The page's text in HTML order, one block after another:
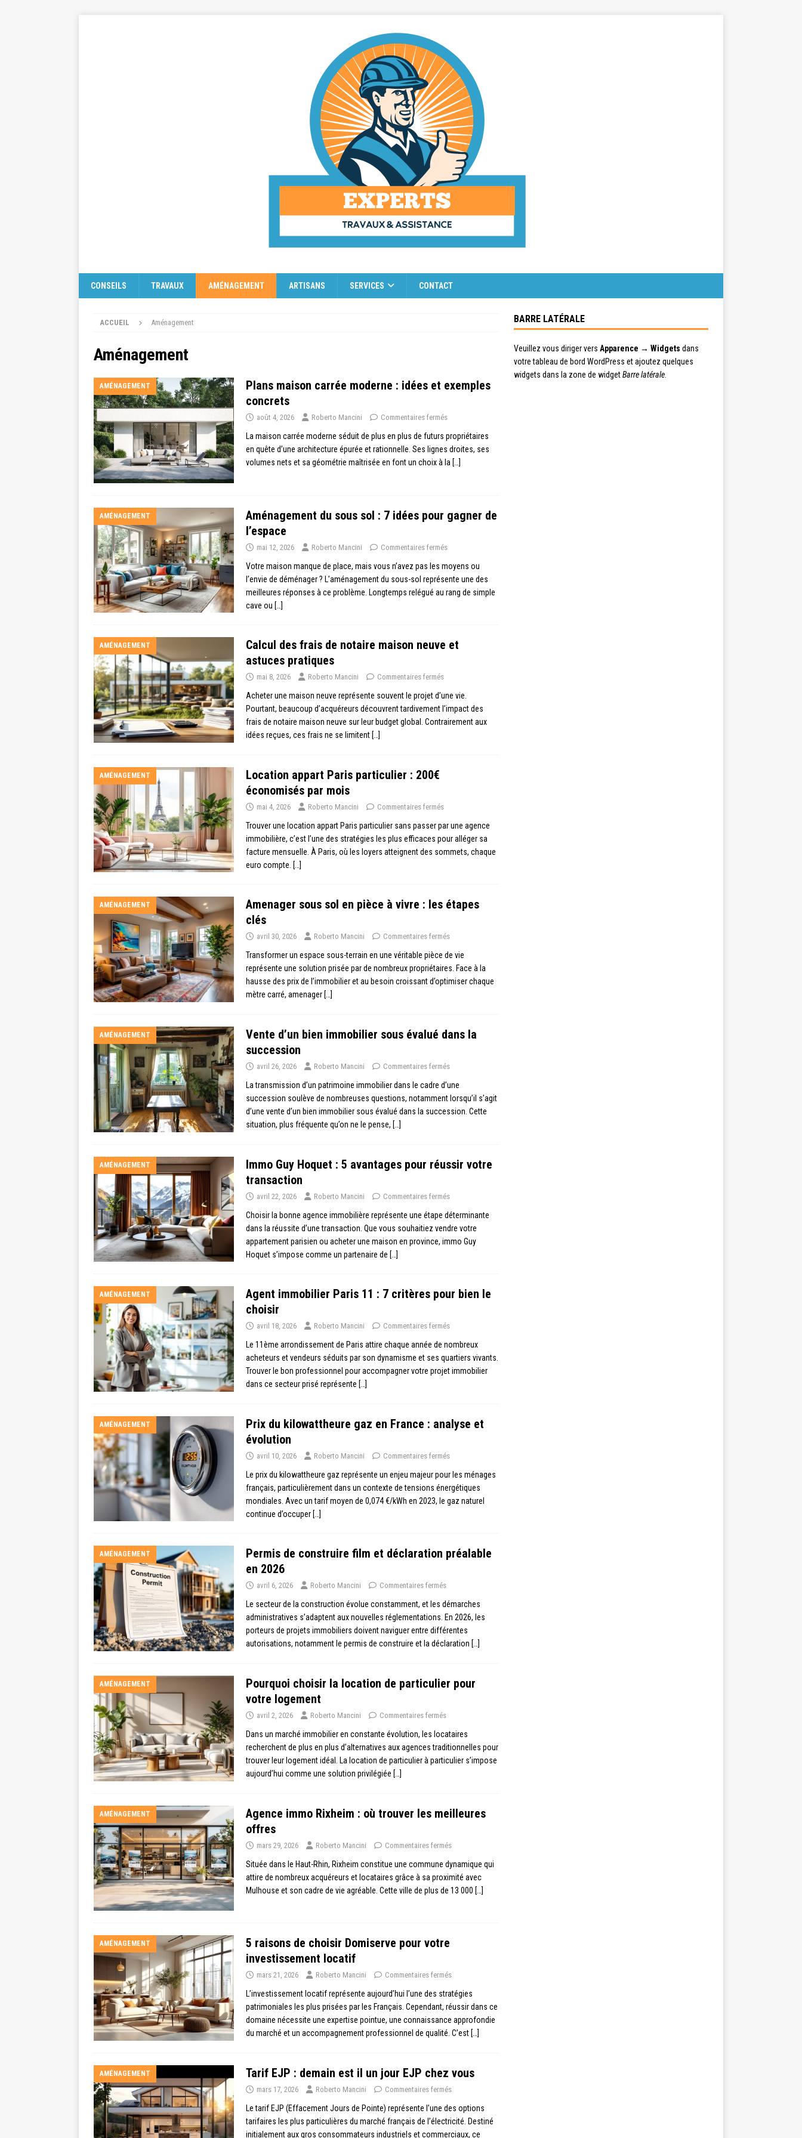
CONSEILS TRAVAUX AMÉNAGEMENT ARTISANS SERVICES CONTACT
ACCUEIL Aménagement
Aménagement
AMÉNAGEMENT
Plans maison carrée moderne : idées et exemples
concrets
août 4, 2026 Roberto Mancini Commentaires fermés
La maison carrée moderne séduit de plus en plus de futurs propriétaires
en quête d’une architecture épurée et rationnelle. Ses lignes droites, ses
volumes nets et sa géométrie maîtrisée en font un choix à la […]
AMÉNAGEMENT
Aménagement du sous sol : 7 idées pour gagner de
l’espace
mai 12, 2026 Roberto Mancini Commentaires fermés
Votre maison manque de place, mais vous n’avez pas les moyens ou
l’envie de déménager ? L’aménagement du sous-sol représente une des
meilleures réponses à ce problème. Longtemps relégué au rang de simple
cave ou […]
AMÉNAGEMENT
Calcul des frais de notaire maison neuve et
astuces pratiques
mai 8, 2026 Roberto Mancini Commentaires fermés
Acheter une maison neuve représente souvent le projet d’une vie.
Pourtant, beaucoup d’acquéreurs découvrent tardivement l’impact des
frais de notaire maison neuve sur leur budget global. Contrairement aux
idées reçues, ces frais ne se limitent […]
AMÉNAGEMENT
Location appart Paris particulier : 200€
économisés par mois
mai 4, 2026 Roberto Mancini Commentaires fermés
Trouver une location appart Paris particulier sans passer par une agence
immobilière, c’est l’une des stratégies les plus efficaces pour alléger sa
facture mensuelle. À Paris, où les loyers atteignent des sommets, chaque
euro compte. […]
AMÉNAGEMENT
Amenager sous sol en pièce à vivre : les étapes
clés
avril 30, 2026 Roberto Mancini Commentaires fermés
Transformer un espace sous-terrain en une véritable pièce de vie
représente une solution prisée par de nombreux propriétaires. Face à la
hausse des prix de l’immobilier et au besoin croissant d’optimiser chaque
mètre carré, amenager […]
AMÉNAGEMENT
Vente d’un bien immobilier sous évalué dans la
succession
avril 26, 2026 Roberto Mancini Commentaires fermés
La transmission d’un patrimoine immobilier dans le cadre d’une
succession soulève de nombreuses questions, notamment lorsqu’il s’agit
d’une vente d’un bien immobilier sous évalué dans la succession. Cette
situation, plus fréquente qu’on ne le pense, […]
AMÉNAGEMENT
Immo Guy Hoquet : 5 avantages pour réussir votre
transaction
avril 22, 2026 Roberto Mancini Commentaires fermés
Choisir la bonne agence immobilière représente une étape déterminante
dans la réussite d’une transaction. Que vous souhaitiez vendre votre
appartement parisien ou acheter une maison en province, immo Guy
Hoquet s’impose comme un partenaire de […]
AMÉNAGEMENT
Agent immobilier Paris 11 : 7 critères pour bien le
choisir
avril 18, 2026 Roberto Mancini Commentaires fermés
Le 11ème arrondissement de Paris attire chaque année de nombreux
acheteurs et vendeurs séduits par son dynamisme et ses quartiers vivants.
Trouver le bon professionnel pour accompagner votre projet immobilier
dans ce secteur prisé représente […]
AMÉNAGEMENT
Prix du kilowattheure gaz en France : analyse et
évolution
avril 10, 2026 Roberto Mancini Commentaires fermés
Le prix du kilowattheure gaz représente un enjeu majeur pour les ménages
français, particulièrement dans un contexte de tensions énergétiques
mondiales. Avec un tarif moyen de 0,074 €/kWh en 2023, le gaz naturel
continue d’occuper […]
AMÉNAGEMENT
Permis de construire film et déclaration préalable
en 2026
avril 6, 2026 Roberto Mancini Commentaires fermés
Le secteur de la construction évolue constamment, et les démarches
administratives s’adaptent aux nouvelles réglementations. En 2026, les
porteurs de projets immobiliers doivent naviguer entre différentes
autorisations, notamment le permis de construire et la déclaration […]
AMÉNAGEMENT
Pourquoi choisir la location de particulier pour
votre logement
avril 2, 2026 Roberto Mancini Commentaires fermés
Dans un marché immobilier en constante évolution, les locataires
recherchent de plus en plus d’alternatives aux agences traditionnelles pour
trouver leur logement idéal. La location de particulier à particulier s’impose
aujourd’hui comme une solution privilégiée […]
AMÉNAGEMENT
Agence immo Rixheim : où trouver les meilleures
offres
mars 29, 2026 Roberto Mancini Commentaires fermés
Située dans le Haut-Rhin, Rixheim constitue une commune dynamique qui
attire de nombreux acquéreurs et locataires grâce à sa proximité avec
Mulhouse et son cadre de vie agréable. Cette ville de plus de 13 000 […]
AMÉNAGEMENT
5 raisons de choisir Domiserve pour votre
investissement locatif
mars 21, 2026 Roberto Mancini Commentaires fermés
L’investissement locatif représente aujourd’hui l’une des stratégies
patrimoniales les plus prisées par les Français. Cependant, réussir dans ce
domaine nécessite une expertise pointue, une connaissance approfondie
du marché et un accompagnement professionnel de qualité. C’est […]
AMÉNAGEMENT Tarif EJP : demain est il un jour EJP chez vous
mars 17, 2026 Roberto Mancini Commentaires fermés
Le tarif EJP (Effacement Jours de Pointe) représente l’une des options
tarifaires les plus particulières du marché français de l’électricité. Destiné
initialement aux gros consommateurs industriels et commerciaux, ce
BARRE LATÉRALE
Veuillez vous diriger vers Apparence → Widgets dans
votre tableau de bord WordPress et ajoutez quelques
widgets dans la zone de widgetBarre latérale.